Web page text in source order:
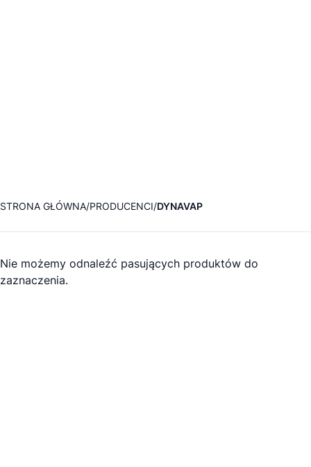
STRONA GŁÓWNA PRODUCENCI DYNAVAP
Nie możemy odnaleźć pasujących produktów do
zaznaczenia.